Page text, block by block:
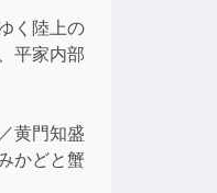
く陸上の
平家内部
黄門知盛
かどと蟹